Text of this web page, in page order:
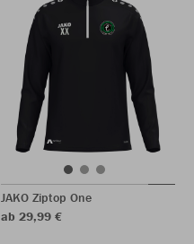
JAKO Ziptop One
ab 29,99 €